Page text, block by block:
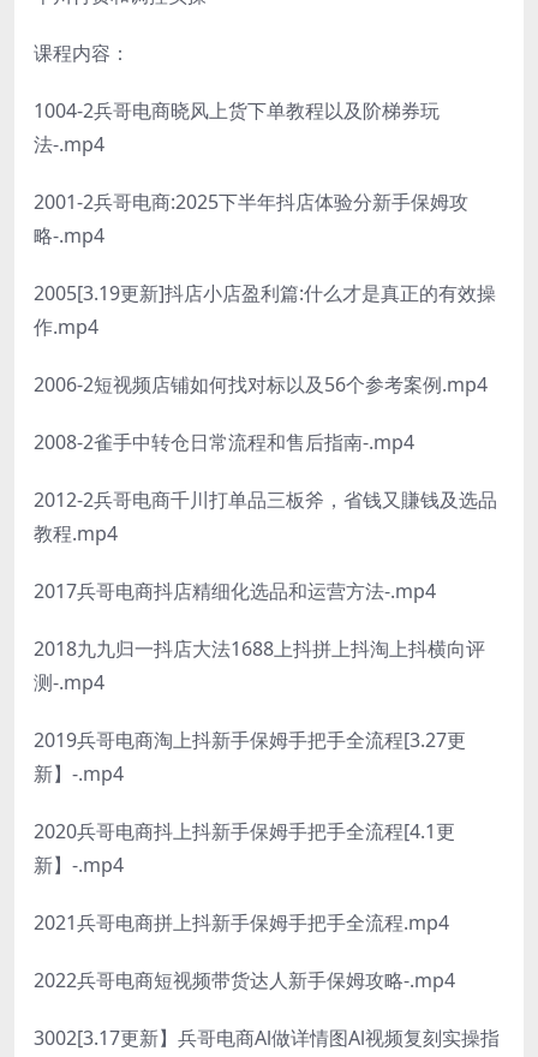
课程内容：
1004-2兵哥电商晓风上货下单教程以及阶梯券玩
法-.mp4
2001-2兵哥电商:2025下半年抖店体验分新手保姆攻
略-.mp4
2005[3.19更新]抖店小店盈利篇:什么才是真正的有效操
作.mp4
2006-2短视频店铺如何找对标以及56个参考案例.mp4
2008-2雀手中转仓日常流程和售后指南-.mp4
2012-2兵哥电商千川打单品三板斧，省钱又賺钱及选品
教程.mp4
2017兵哥电商抖店精细化选品和运营方法-.mp4
2018九九归一抖店大法1688上抖拼上抖淘上抖横向评
测-.mp4
2019兵哥电商淘上抖新手保姆手把手全流程[3.27更
新】-.mp4
2020兵哥电商抖上抖新手保姆手把手全流程[4.1更
新】-.mp4
2021兵哥电商拼上抖新手保姆手把手全流程.mp4
2022兵哥电商短视频带货达人新手保姆攻略-.mp4
3002[3.17更新】兵哥电商Al做详情图Al视频复刻实操指